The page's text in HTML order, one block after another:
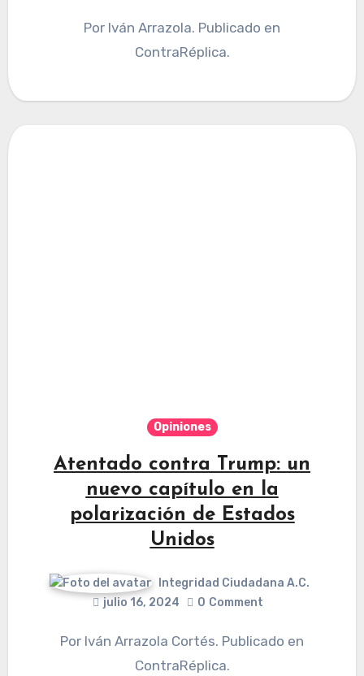
Por Iván Arrazola. Publicado en
ContraRéplica.
Opiniones
Atentado contra Trump: un
nuevo capítulo en la
polarización de Estados
Unidos
Integridad Ciudadana A.C.
julio 16, 2024
0 Comment
Por Iván Arrazola Cortés. Publicado en
ContraRéplica.